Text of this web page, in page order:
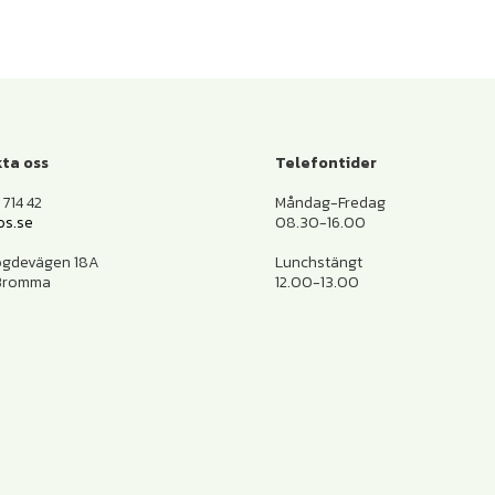
oss
42
18A
Telefontider
Måndag-Fredag
08.30-16.00
Lunchstängt
12.00-13.00